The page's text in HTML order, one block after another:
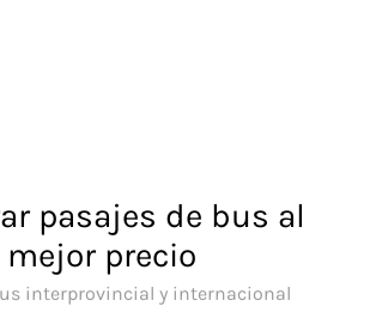
pasajes de bus al
mejor precio
interprovincial y internacional